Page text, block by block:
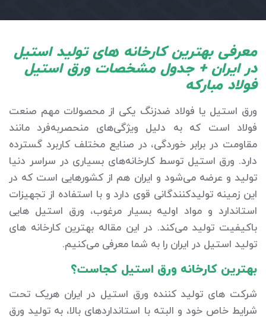
معرفی بهترین کارخانه های تولید استیل
در ایران + جدول مشخصات ورق استیل
فولاد مبارکه
ورق استیل یا فولاد ضدزنگ یکی از محصولات مهم صنعت
فولاد است که به دلیل ویژگی‌های منحصربه‌فرد مانند
مقاومت در برابر خوردگی، در صنایع مختلف کاربرد گسترده
دارد. ورق استیل توسط کارخانه‌های بسیاری در سراسر دنیا
تولید و عرضه می‌شود و ایران هم از کشورهایی است که در
این زمینه تولیدکنندگانی قوی دارد و با استفاده از تجهیزات
استاندارد و مواد اولیه بسیار مرغوب، ورق استیل هایی
باکیفیت تولید می‌کند. در این مقاله بهترین کارخانه های
تولید استیل در ایران را به شما معرفی می‌کنیم.
بهترین کارخانه ورق استیل کجاست؟
شرکت های تولید کننده ورق استیل در ایران هریک تحت
شرایط خاص خود و البته با استانداردهای بالا، به تولید ورق